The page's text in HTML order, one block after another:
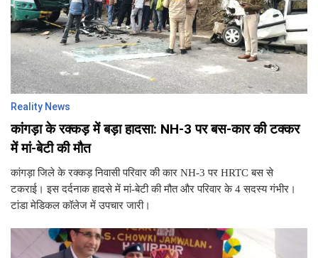
Reality News
कांगड़ा के रक्कड़ में बड़ा हादसा: NH-3 पर बस-कार की टक्कर
में मां-बेटी की मौत
कांगड़ा जिले के रक्कड़ निवासी परिवार की कार NH-3 पर HRTC बस से
टकराई। इस दर्दनाक हादसे में मां-बेटी की मौत और परिवार के 4 सदस्य गंभीर।
टांडा मेडिकल कॉलेज में उपचार जारी।